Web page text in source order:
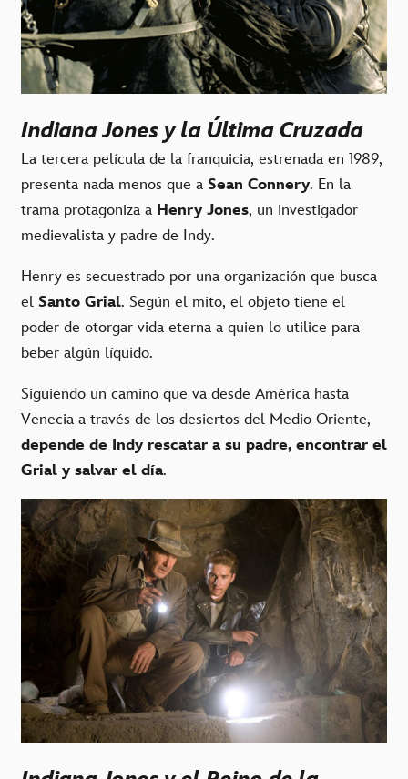
Indiana Jones y la Última Cruzada
La tercera película de la franquicia, estrenada en 1989,
presenta nada menos que a Sean Connery. En la
trama protagoniza a Henry Jones, un investigador
medievalista y padre de Indy.
Henry es secuestrado por una organización que busca
el Santo Grial. Según el mito, el objeto tiene el
poder de otorgar vida eterna a quien lo utilice para
beber algún líquido.
Siguiendo un camino que va desde América hasta
Venecia a través de los desiertos del Medio Oriente,
depende de Indy rescatar a su padre, encontrar el
Grial y salvar el día.